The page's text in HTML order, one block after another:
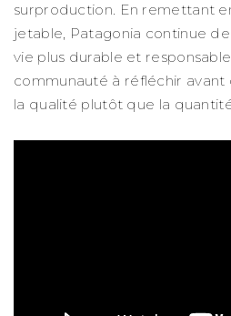
surproduction. En remettant
jetable, Patagonia continue
vie plus durable et
communauté à réfléchir avant
la qualité plutôt que la